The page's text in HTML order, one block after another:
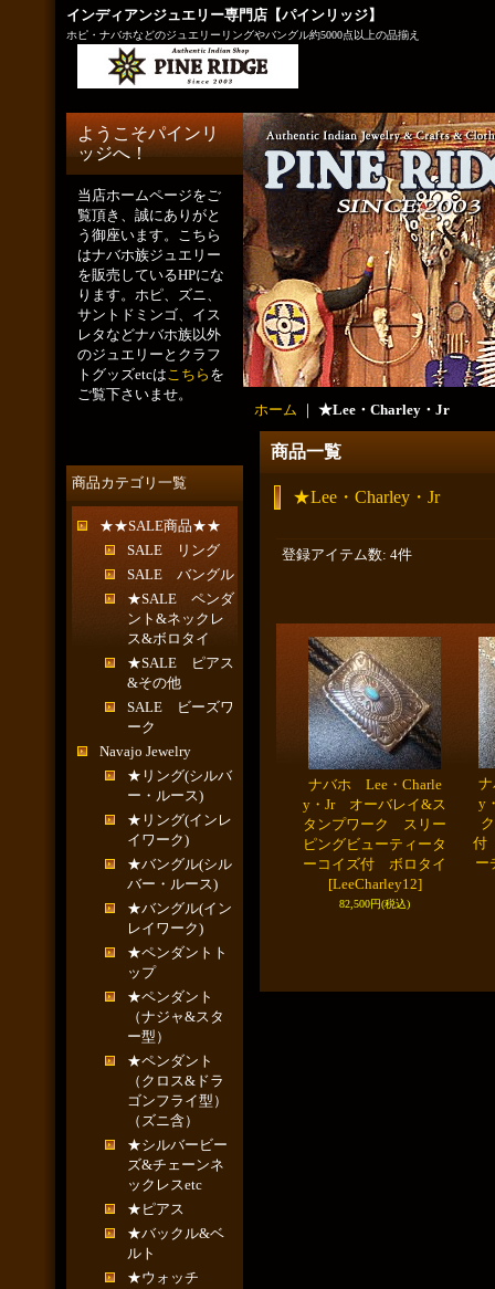
インディアンジュエリー専門店【パインリッジ】
ホピ・ナバホなどのジュエリーリングやバングル約5000点以上の品揃え
ようこそパインリ
ッジへ！
当店ホームページをご
覧頂き、誠にありがと
う御座います。こちら
はナバホ族ジュエリー
を販売しているHPにな
ります。ホピ、ズニ、
サントドミンゴ、イス
レタなどナバホ族以外
のジュエリーとクラフ
トグッズetcはこちら を
ご覧下さいませ。
商品カテゴリ一覧
★★SALE商品★★
SALE リング
SALE バングル
★SALE ペンダ
ント&ネックレ
ス&ボロタイ
★SALE ピアス
&その他
SALE ビーズワ
ーク
Navajo Jewelry
★リング(シルバ
ー・ルース)
★リング(インレ
イワーク)
★バングル(シル
バー・ルース)
★バングル(イン
レイワーク)
★ペンダントト
ップ
★ペンダント
（ナジャ&スタ
ー型）
★ペンダント
（クロス&ドラ
ゴンフライ型）
（ズニ含）
★シルバービー
ズ&チェーンネ
ックレスetc
★ピアス
★バックル&ベ
ルト
★ウォッチ
ホーム ｜ ★Lee・Charley・Jr
商品一覧
★Lee・Charley・Jr
登録アイテム数: 4件
ナバホ Lee・Charle
y・Jr オーバレイ&ス
タンプワーク スリー
ピングビューティータ
ーコイズ付 ボロタイ
[LeeCharley12]
82,500円(税込)
y
付
ー